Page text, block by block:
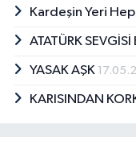
Kardeşin Yeri
ATATÜRK SEVGİSİ
YASAK AŞK
KARISINDAN